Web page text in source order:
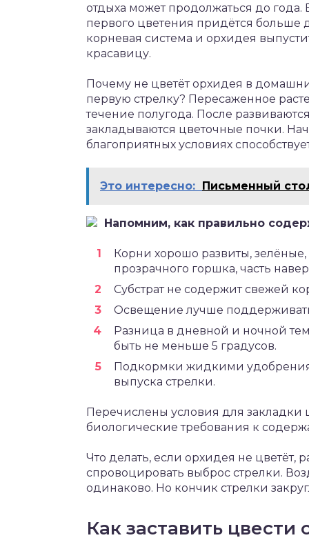
отдыха может продолжаться до
первого цветения придётся больше
корневая система и орхидея
красавицу.
Почему не цветёт орхидея в
первую стрелку? Пересаженное
течение полугода. После
закладываются цветочные почки.
благоприятных условиях
Это интересно: Письменный
Напомним, как правильно
Корни хорошо развиты, зелёные,
прозрачного горшка, часть
Субстрат не содержит свежей
Освещение лучше
Разница в дневной и ночной
быть не меньше 5 градусов.
Подкормки жидкими
выпуска стрелки.
Перечислены условия для закладки
биологические требования к
Что делать, если орхидея не цветёт,
спровоцировать выброс стрелки.
одинаково. Но кончик стрелки
Как заставить цвести